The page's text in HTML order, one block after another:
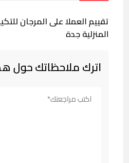
تقييم العملا على المرجان
المنزلية جدة
اترك ملاحظاتك حول